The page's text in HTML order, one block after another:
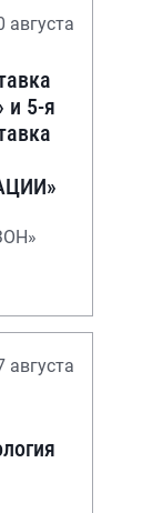
августа
5-я
августа